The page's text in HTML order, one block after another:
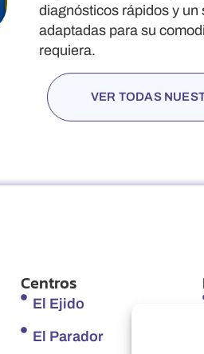
diagnósticos rápidos y
adaptadas para su
requiera.
VER TODAS
Centros
El Ejido
El Parador